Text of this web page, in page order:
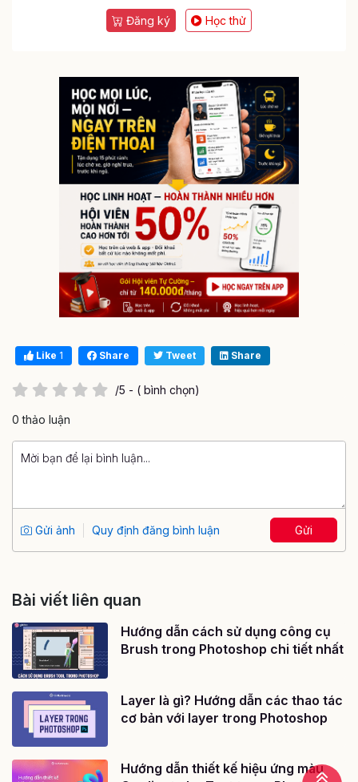
Đăng ký Học thử
Like 1 Share Tweet Share
/5 - ( bình chọn)
0 thảo luận
Gửi ảnh Quy định đăng bình luận Gửi
Bài viết liên quan
Hướng dẫn cách sử dụng công cụ
Brush trong Photoshop chi tiết nhất
Layer là gì? Hướng dẫn các thao tác
cơ bản với layer trong Photoshop
Hướng dẫn thiết kế hiệu ứng màu